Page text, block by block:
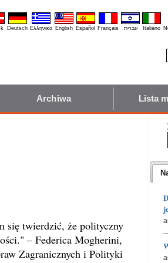
Deutsch Ελληνικά English Español Français עברית Italiano
Archiwa Lista
się twierdzić, że polityczny
– Federica Mogherini,
Zagranicznych i Polityki